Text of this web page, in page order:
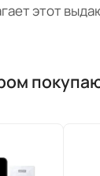
этот